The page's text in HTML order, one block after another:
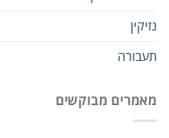
נזיקין
תעבורה
מאמרים מבוקשים